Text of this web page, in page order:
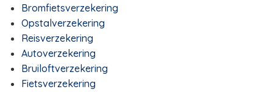
Bromfietsverzekering
Opstalverzekering
Reisverzekering
Autoverzekering
Bruiloftverzekering
Fietsverzekering